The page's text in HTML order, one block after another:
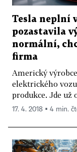
Tesla neplní
pozastavila
normální,
firma
Americký
elektrického
produkce. Jde už
17. 4. 2018 ▪ 4 min.